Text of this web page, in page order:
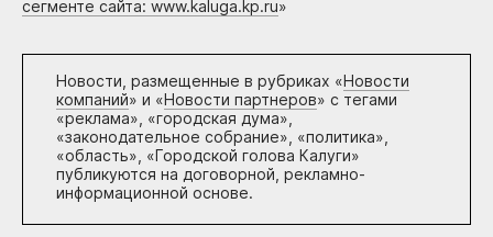
сегменте сайта: www.kaluga.kp.ru»
Новости, размещенные в рубриках «Новости
компаний» и «Новости партнеров» с тегами
«реклама», «городская дума»,
«законодательное собрание», «политика»,
«область», «Городской голова Калуги»
публикуются на договорной, рекламно-
информационной основе.